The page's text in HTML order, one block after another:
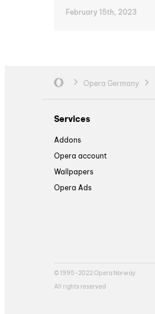
February 15th, 2023
Opera Germany
Services
Addons
Opera account
Wallpapers
Opera Ads
© 1995-2022 Opera Norway
All rights reserved